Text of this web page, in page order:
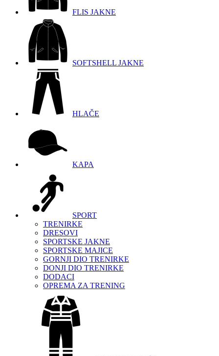
FLIS JAKNE
SOFTSHELL JAKNE
HLAČE
KAPA
SPORT
TRENIRKE
DRESOVI
SPORTSKE JAKNE
SPORTSKE MAJICE
GORNJI DIO TRENIRKE
DONJI DIO TRENIRKE
DODACI
OPREMA ZA TRENING